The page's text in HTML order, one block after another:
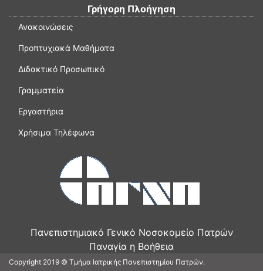
Γρήγορη Πλοήγηση
Ανακοινώσεις
Προπτυχιακά Μαθήματα
Διδακτικό Προσωπικό
Γραμματεία
Εργαστήρια
Χρήσιμα Τηλέφωνα
Πανεπιστημιακό Γενικό Νοσοκομείο Πατρών
Παναγία η Βοήθεια
Copyright 2019 © Τμήμα Ιατρικής Πανεπιστημίου Πατρών.